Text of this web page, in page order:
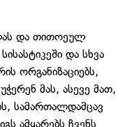
და თითოეულ
და სხვა
ორგანიზაციებს,
მას, ასევე მათ,
სამართალდამცავ
ამყარებს ჩვენს